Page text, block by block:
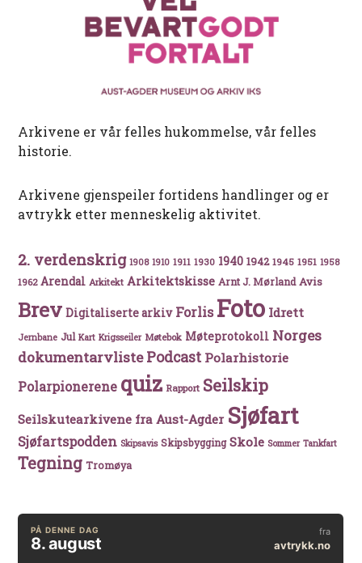
Arkivene er vår felles hukommelse, vår felles
historie.
Arkivene gjenspeiler fortidens handlinger og er
avtrykk etter menneskelig aktivitet.
2. verdenskrig 1908 1910 1911 1930 1940 1942 1945 1951 1958
1962 Arendal Arkitekt Arkitektskisse Arnt J. Mørland Avis
Brev Digitaliserte arkiv Forlis Foto Idrett
Jernbane Jul Kart Krigsseiler Møtebok Møteprotokoll Norges
dokumentarvlistePodcast Polarhistorie
Polarpionerene quiz Rapport Seilskip
Seilskutearkivene fra Aust-Agder Sjøfart
Sjøfartspodden Skipsavis Skipsbygging Skole Sommer Tankfart
Tegning Tromøya